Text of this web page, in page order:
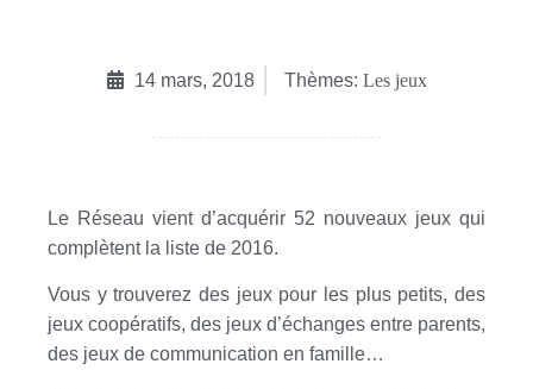
14 mars, 2018 Thèmes: Les jeux
Le Réseau vient d’acquérir 52 nouveaux jeux qui
complètent la liste de 2016.
Vous y trouverez des jeux pour les plus petits, des
jeux coopératifs, des jeux d’échanges entre parents,
des jeux de communication en famille…